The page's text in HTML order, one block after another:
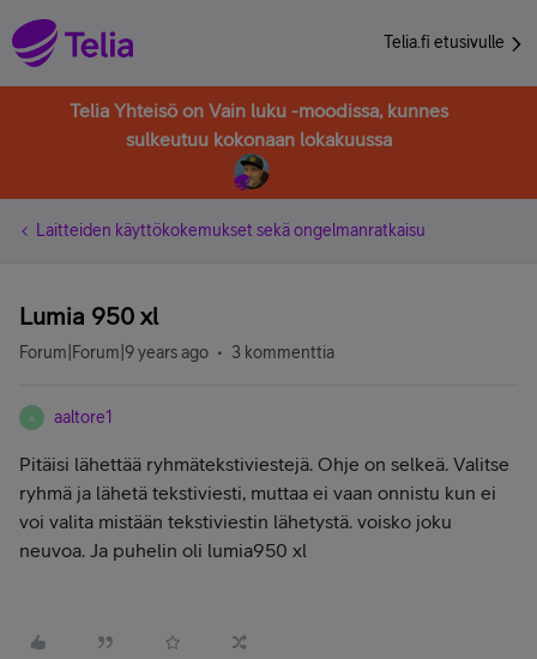
Telia.fi etusivulle
Telia Yhteisö on Vain luku -moodissa, kunnes
sulkeutuu kokonaan lokakuussa
Laitteiden käyttökokemukset sekä ongelmanratkaisu
Lumia 950 xl
Forum|Forum|9 years ago 3 kommenttia
A aaltore1
Pitäisi lähettää ryhmätekstiviestejä. Ohje on selkeä. Valitse
ryhmä ja lähetä tekstiviesti, muttaa ei vaan onnistu kun ei
voi valita mistään tekstiviestin lähetystä. voisko joku
neuvoa. Ja puhelin oli lumia950 xl